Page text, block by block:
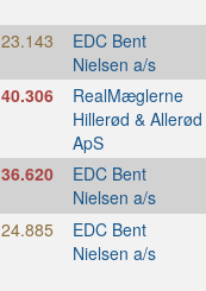
23.143 EDC Bent
Nielsen a/s
40.306 RealMæglerne
Hillerød & Allerød
ApS
36.620 EDC Bent
Nielsen a/s
24.885 EDC Bent
Nielsen a/s